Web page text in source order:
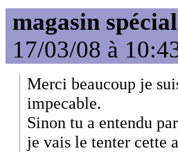
magasin
17/03/08 à
Merci beaucoup je
impecable.
Sinon tu a entendu
je vais le tenter cette